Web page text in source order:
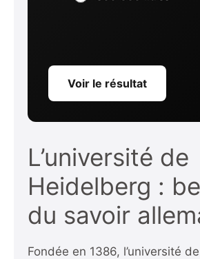
Voir le résultat
L’université de
Heidelberg :
du savoir
Fondée en 1386, l’université